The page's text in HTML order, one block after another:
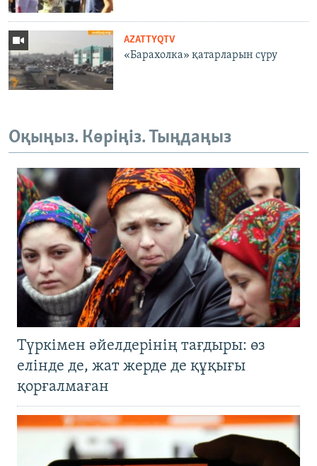
AZATTYQTV
«Барахолка» қатарларын сүру
Оқыңыз. Көріңіз. Тыңдаңыз
Түркімен әйелдерінің тағдыры: өз
елінде де, жат жерде де құқығы
қорғалмаған